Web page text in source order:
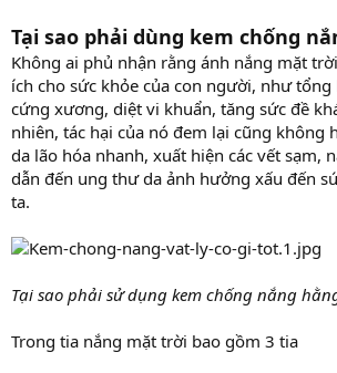
Tại sao phải dùng kem chống
Không ai phủ nhận rằng ánh nắng mặt
ích cho sức khỏe của con người, như
cứng xương, diệt vi khuẩn, tăng sức đề
nhiên, tác hại của nó đem lại cũng không
da lão hóa nhanh, xuất hiện các vết sạm,
dẫn đến ung thư da ảnh hưởng xấu đến
ta.
Tại sao phải sử dụng kem chống nắng
Trong tia nắng mặt trời bao gồm 3 tia